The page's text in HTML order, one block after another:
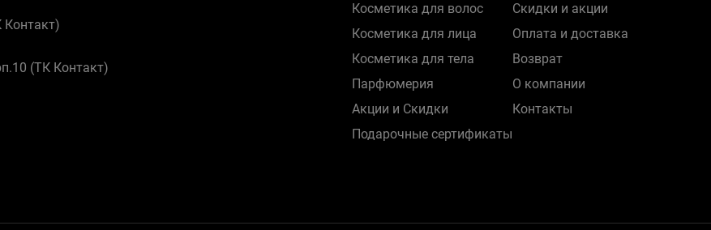
Контакт)
(ТК Контакт)
Косметика для волос
Косметика для лица
Косметика для тела
Парфюмерия
Акции и Скидки
Подарочные сертификаты
Скидки и акции
Оплата и доставка
Возврат
О компании
Контакты